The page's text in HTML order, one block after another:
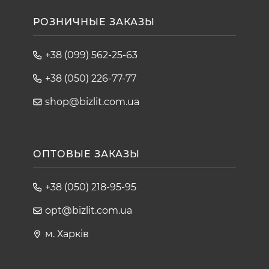
РОЗНИЧНЫЕ ЗАКАЗЫ
+38 (099) 562-25-63
+38 (050) 226-77-77
shop@bizlit.com.ua
ОПТОВЫЕ ЗАКАЗЫ
+38 (050) 218-95-95
opt@bizlit.com.ua
м. Харків